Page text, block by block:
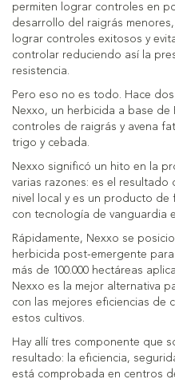
permiten lograr controles en
desarrollo del raigrás
lograr controles exitosos y
controlar reduciendo así la
resistencia.
Pero eso no es todo. Hace
Nexxo, un herbicida a base
controles de raigrás y avena
trigo y cebada.
Nexxo significó un hito en la
varias razones: es el resultado
nivel local y es un producto
con tecnología de vanguardia
Rápidamente, Nexxo se
herbicida post-emergente
más de 100.000 hectáreas
Nexxo es la mejor alternativa
con las mejores eficiencias de
estos cultivos.
Hay allí tres componente que
resultado: la eficiencia,
está comprobada en centros